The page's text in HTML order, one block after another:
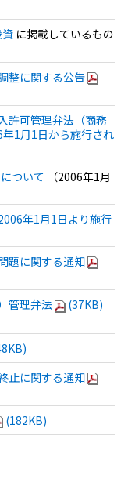
資に掲載しているもの
整に関する公告
許可管理弁法（商務
1月1日から施行され
ついて （2006年1月
年1月1日より施行
題に関する通知
管理弁法
(37KB)
止に関する通知
(182KB)